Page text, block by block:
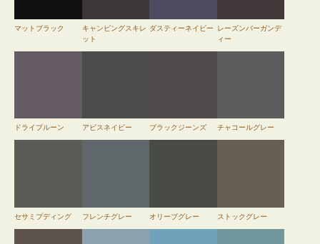
マットブラック
キャンピングスキレ
ット
ダスティーネイビー
レーズンバーガンデ
ィー
ドライプルーン アビスネイビー ブラックジーンズ チャコールグレー
セサミプディング フレンチグレー オリーブグレー ストックグレー